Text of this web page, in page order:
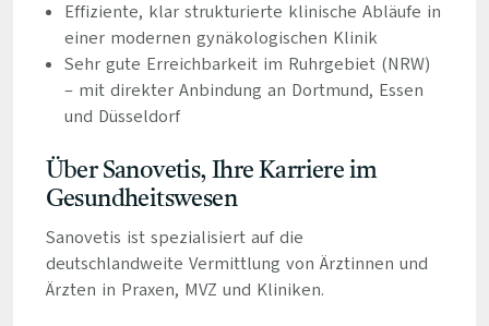
Effiziente, klar strukturierte klinische Abläufe in
einer modernen gynäkologischen Klinik
Sehr gute Erreichbarkeit im Ruhrgebiet (NRW)
– mit direkter Anbindung an Dortmund, Essen
und Düsseldorf
Über Sanovetis, Ihre Karriere im
Gesundheitswesen
Sanovetis ist spezialisiert auf die
deutschlandweite Vermittlung von Ärztinnen und
Ärzten in Praxen, MVZ und Kliniken.